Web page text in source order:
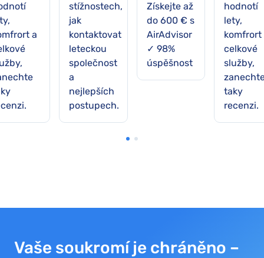
a
stížnostech,
jak
kontaktovat
leteckou
společnost
a
nejlepších
postupech.
Získejte až
do 600 € s
AirAdvisor
✓ 98%
úspěšnost
hodnotí
lety,
komfrort
celkové
služby,
taky
recenzi.
Vaše soukromí je chráněno –